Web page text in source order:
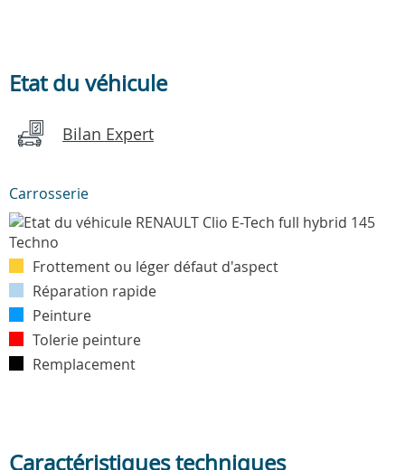
Etat du véhicule
Bilan Expert
Carrosserie
Frottement ou léger défaut d'aspect
Réparation rapide
Peinture
Tolerie peinture
Remplacement
Caractéristiques techniques